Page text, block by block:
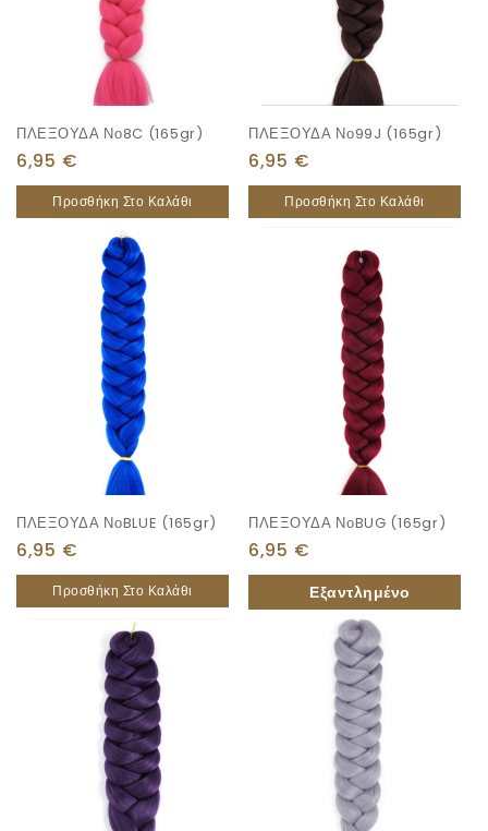
ΠΛΕΞΟΥΔΑ Νο8C (165gr)
6,95 €
Προσθήκη Στο Καλάθι
ΠΛΕΞΟΥΔΑ Νο99J (165gr)
6,95 €
Προσθήκη Στο Καλάθι
ΠΛΕΞΟΥΔΑ ΝοBLUE (165gr)
6,95 €
Προσθήκη Στο Καλάθι
ΠΛΕΞΟΥΔΑ ΝοBUG (165gr)
6,95 €